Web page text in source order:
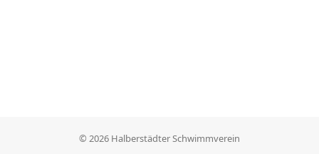
© 2026 Halberstädter Schwimmverein